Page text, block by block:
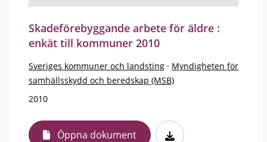
Skadeförebyggande arbete för äldre :
enkät till kommuner 2010
Sveriges kommuner och landsting · Myndigheten för
samhällsskydd och beredskap (MSB)
2010
Öppna dokument